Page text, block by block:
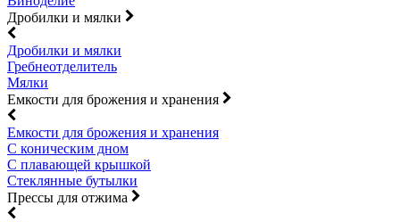
Дробилки и мялки
Дробилки и мялки
Гребнеотделитель
Мялки
Емкости для брожения и хранения
Емкости для брожения и хранения
С коническим дном
С плавающей крышкой
Стеклянные бутылки
Прессы для отжима